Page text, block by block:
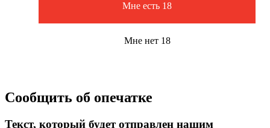
Мне есть 18
Мне нет 18
Сообщить об опечатке
Текст, который будет отправлен нашим